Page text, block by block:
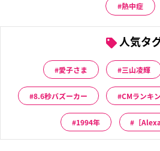
熱中症
人気タ
愛子さま 三山凌輝
8.6秒バズーカー CMランキ
1994年 ［